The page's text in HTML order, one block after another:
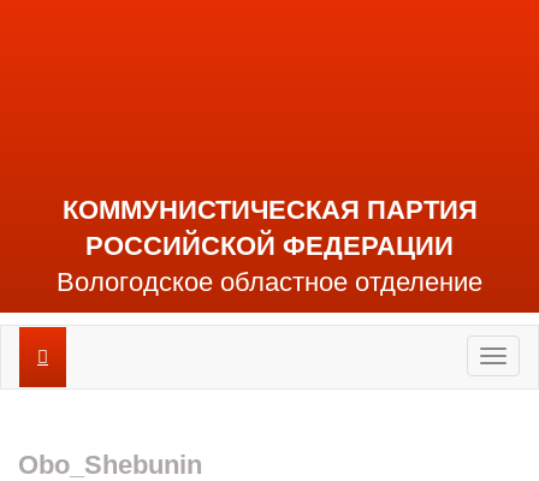
КОММУНИСТИЧЕСКАЯ ПАРТИЯ
РОССИЙСКОЙ ФЕДЕРАЦИИ
Вологодское областное отделение
Obo_Shebunin